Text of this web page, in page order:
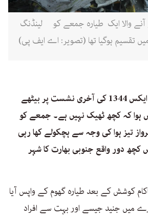
آنے والا ایک طیارہ جمعے کو لینڈنگ
تقسیم ہوگیا تھا (تصویر: اے ایف پی)
ایئر انڈیا کی فلائٹ آئی ایکس 1344 کی آخری نشست پر بیٹھے
کہ کچھ ٹھیک نہیں ہے۔ جمعے کو
تیز ہوا کی وجہ سے ہچکولے کھا رہی
دور واقع جنوبی بھارت کا شہر
کوشش کے بعد طیارہ گھوم کے واپس آیا
میں جنید جیسے اور بہت سے افراد